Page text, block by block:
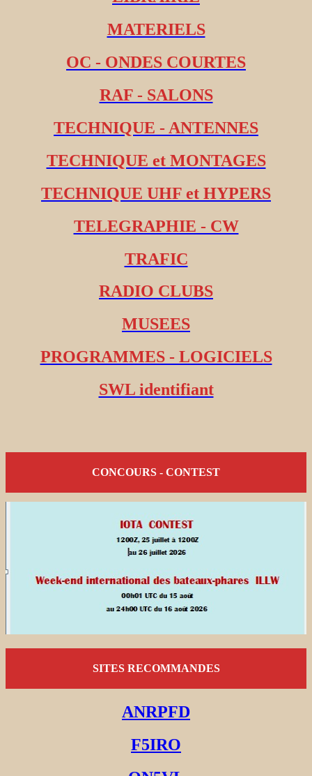
MATERIELS
OC - ONDES COURTES
RAF - SALONS
TECHNIQUE - ANTENNES
TECHNIQUE et MONTAGES
TECHNIQUE UHF et HYPERS
TELEGRAPHIE - CW
TRAFIC
RADIO CLUBS
MUSEES
PROGRAMMES - LOGICIELS
SWL identifiant
CONCOURS - CONTEST
SITES RECOMMANDES
ANRPFD
F5IRO